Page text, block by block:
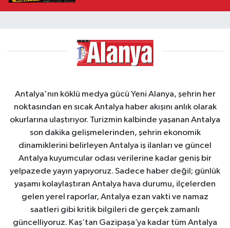
Antalya'nın köklü medya gücü Yeni Alanya, şehrin her
noktasından en sıcak Antalya haber akışını anlık olarak
okurlarına ulaştırıyor. Turizmin kalbinde yaşanan Antalya
son dakika gelişmelerinden, şehrin ekonomik
dinamiklerini belirleyen Antalya iş ilanları ve güncel
Antalya kuyumcular odası verilerine kadar geniş bir
yelpazede yayın yapıyoruz. Sadece haber değil; günlük
yaşamı kolaylaştıran Antalya hava durumu, ilçelerden
gelen yerel raporlar, Antalya ezan vakti ve namaz
saatleri gibi kritik bilgileri de gerçek zamanlı
güncelliyoruz. Kaş’tan Gazipaşa’ya kadar tüm Antalya